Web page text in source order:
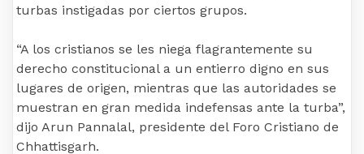
turbas instigadas por ciertos grupos.
“A los cristianos se les niega flagrantemente su
derecho constitucional a un entierro digno en sus
lugares de origen, mientras que las autoridades se
muestran en gran medida indefensas ante la turba”,
dijo Arun Pannalal, presidente del Foro Cristiano de
Chhattisgarh.